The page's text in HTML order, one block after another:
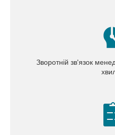
Зворотній зв'язок